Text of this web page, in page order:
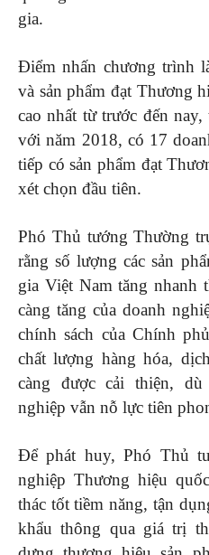
gia.
Điểm nhấn chương trình
và sản phẩm đạt Thương
cao nhất từ trước đến
với năm 2018, có 17
tiếp có sản phẩm đạt
xét chọn đầu tiên.
Phó Thủ tướng Thường
rằng số lượng các sản
gia Việt Nam tăng nhanh
càng tăng của doanh
chính sách của Chính
chất lượng hàng hóa,
càng được cải thiện,
nghiệp vẫn nỗ lực tiên
Để phát huy, Phó Thủ
nghiệp Thương hiệu
thác tốt tiềm năng, tận
khẩu thông qua giá trị